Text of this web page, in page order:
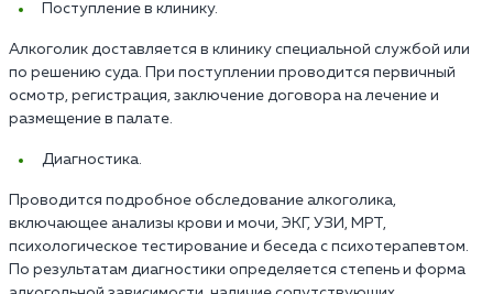
Поступление в клинику.
Алкоголик доставляется в клинику специальной службой или
по решению суда. При поступлении проводится первичный
осмотр, регистрация, заключение договора на лечение и
размещение в палате.
Диагностика.
Проводится подробное обследование алкоголика,
включающее анализы крови и мочи, ЭКГ, УЗИ, МРТ,
психологическое тестирование и беседа с психотерапевтом.
По результатам диагностики определяется степень и форма